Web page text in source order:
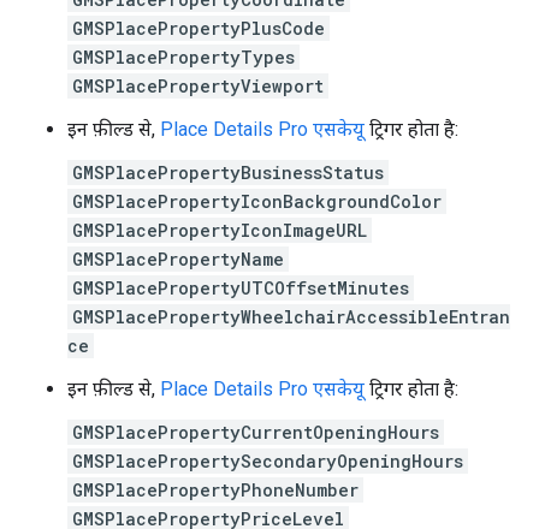
GMSPlacePropertyPlusCode
GMSPlacePropertyTypes
GMSPlacePropertyViewport
इन फ़ील्ड से, Place Details Pro एसकेयू ट्रिगर होता है:
GMSPlacePropertyBusinessStatus
GMSPlacePropertyIconBackgroundColor
GMSPlacePropertyIconImageURL
GMSPlacePropertyName
GMSPlacePropertyUTCOffsetMinutes
GMSPlacePropertyWheelchairAccessibleEntran
ce
इन फ़ील्ड से, Place Details Pro एसकेयू ट्रिगर होता है:
GMSPlacePropertyCurrentOpeningHours
GMSPlacePropertySecondaryOpeningHours
GMSPlacePropertyPhoneNumber
GMSPlacePropertyPriceLevel